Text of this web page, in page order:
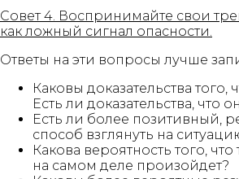
Совет 4. Воспринимайте свои
как ложный сигнал опасности.
Ответы на эти вопросы лучше
Каковы доказательства того,
Есть ли доказательства, что
Есть ли более позитивный,
способ взглянуть на
Какова вероятность того,
на самом деле произойдет?